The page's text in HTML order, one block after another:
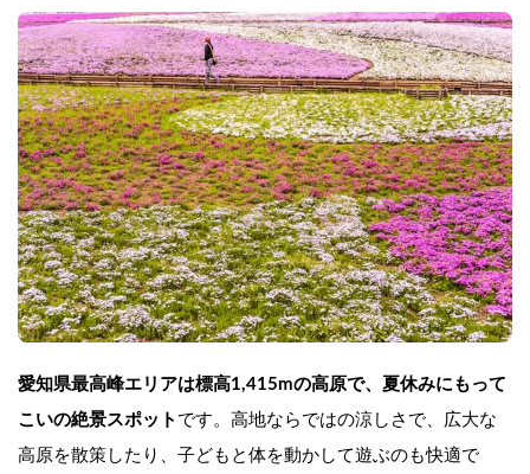
愛知県最高峰エリアは標高1,415mの高原で、夏休みにもって
こいの絶景スポット です。高地ならではの涼しさで、広大な
高原を散策したり、子どもと体を動かして遊ぶのも快適で